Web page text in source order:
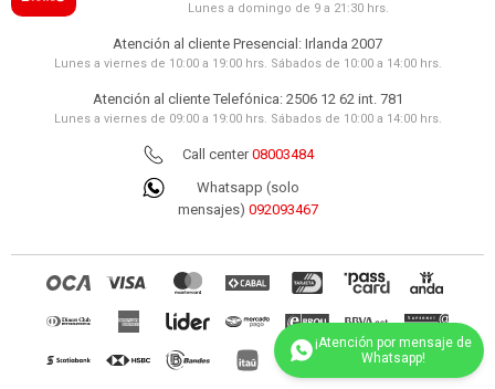
Lunes a domingo de 9 a 21:30 hrs.
Atención al cliente Presencial: Irlanda 2007
Lunes a viernes de 10:00 a 19:00 hrs. Sábados de 10:00 a 14:00 hrs.
Atención al cliente Telefónica: 2506 12 62 int. 781
Lunes a viernes de 09:00 a 19:00 hrs. Sábados de 10:00 a 14:00 hrs.
Call center08003484
Whatsapp (solo
mensajes) 092093467